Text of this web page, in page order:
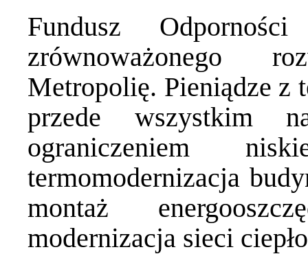
Fundusz
zrównoważonego
Metropolię. Pieniądze z
przede wszystkim
ograniczeniem
termomodernizacja
montaż
modernizacja sieci